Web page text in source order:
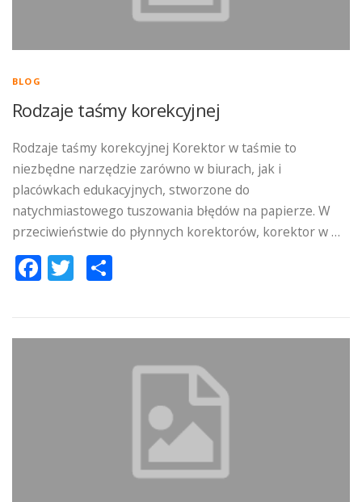
BLOG
Rodzaje taśmy korekcyjnej
Rodzaje taśmy korekcyjnej Korektor w taśmie to
niezbędne narzędzie zarówno w biurach, jak i
placówkach edukacyjnych, stworzone do
natychmiastowego tuszowania błędów na papierze. W
przeciwieństwie do płynnych korektorów, korektor w …
Facebook
Twitter